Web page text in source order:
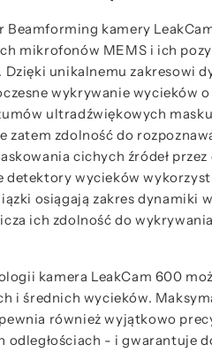
kamery
mikrofonów MEMS i ich
unikalnemu zakresowi
wykrywanie wycieków
ultradźwiękowych
zatem zdolność do
cichych źródeł przez
detektory wycieków
osiągają zakres dynamiki
ich zdolność do
kamera LeakCam 600
i średnich wycieków.
również wyjątkowo
odległościach - i gwarantuje